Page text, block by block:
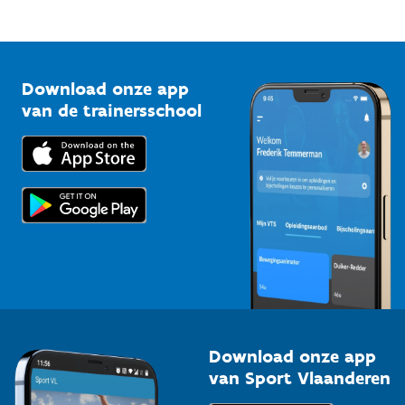
Bedrijven
Trainers en begeleiders
Topsporters
Vlaamse Trainersschool
Kennisplatform
Downloads
Voor de pers
Download onze app
van de trainersschool
Download onze app
van Sport Vlaanderen